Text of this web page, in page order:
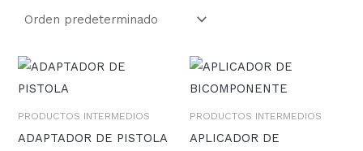
PRODUCTOS INTERMEDIOS
ADAPTADOR DE PISTOLA
PRODUCTOS INTERMEDIOS
APLICADOR DE